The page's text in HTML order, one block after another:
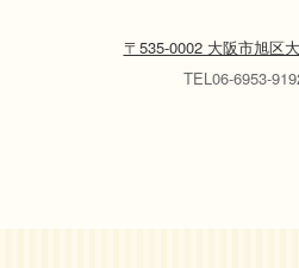
〒535-0002 大阪市旭区
TEL06-6953-